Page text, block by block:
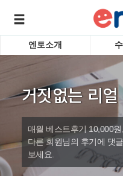
학습도우미 G1
바로가기
엔토소개
거짓없는 리
매월 베스트후기 10,000
다른 회원님의 후기에 댓
보세요.